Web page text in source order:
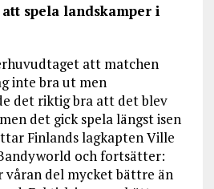
spela landskamper i
att matchen
inte bra ut men
det riktig bra att det blev
det gick spela längst isen
Finlands lagkapten Ville
och fortsätter:
våran del mycket bättre än